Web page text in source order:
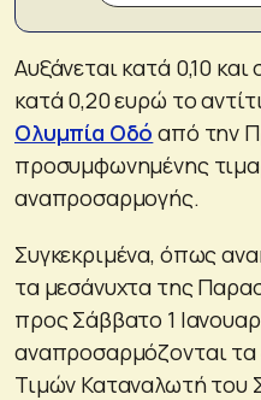
Αυξάνεται κατά 0,10
κατά 0,20 ευρώ το
Ολυμπία Οδό από την
προσυμφωνημένης
αναπροσαρμογής.
Συγκεκριμένα, όπως
τα μεσάνυχτα της
προς Σάββατο 1
αναπροσαρμόζονται τα
Τιμών Καταναλωτή του